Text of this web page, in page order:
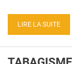
CONTACT
LIRE LA SUITE